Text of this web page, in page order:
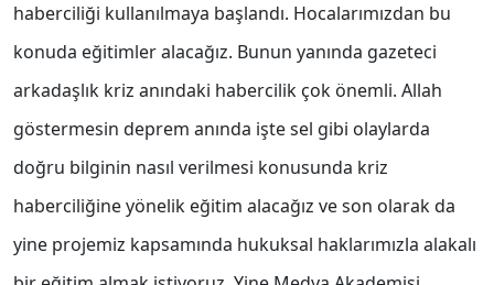
haberciliği kullanılmaya başlandı. Hocalarımızdan bu
konuda eğitimler alacağız. Bunun yanında gazeteci
arkadaşlık kriz anındaki habercilik çok önemli. Allah
göstermesin deprem anında işte sel gibi olaylarda
doğru bilginin nasıl verilmesi konusunda kriz
haberciliğine yönelik eğitim alacağız ve son olarak da
yine projemiz kapsamında hukuksal haklarımızla alakalı